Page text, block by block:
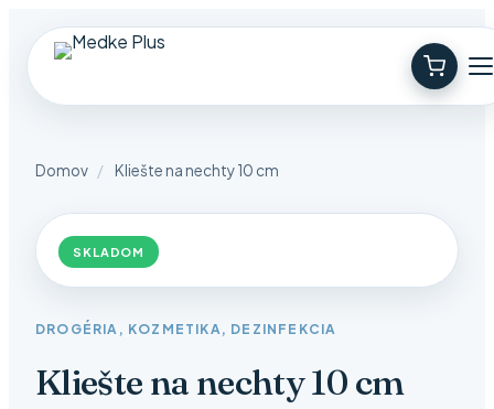
Domov / Kliešte na nechty 10 cm
SKLADOM
DROGÉRIA, KOZMETIKA, DEZINFEKCIA
Kliešte na nechty 10 cm